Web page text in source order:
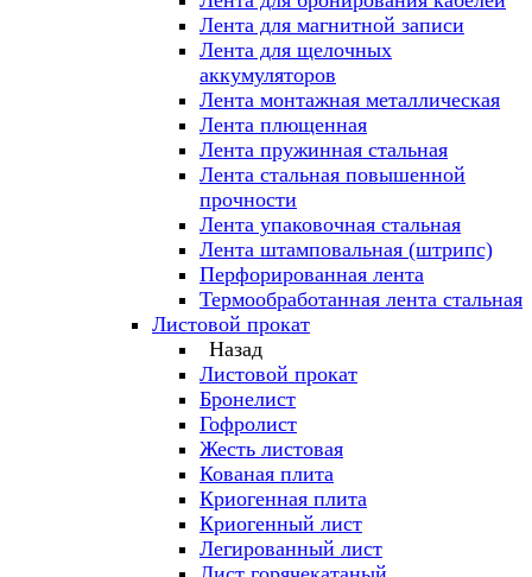
Лента для магнитной записи
Лента для щелочных
аккумуляторов
Лента монтажная металлическая
Лента плющенная
Лента пружинная стальная
Лента стальная повышенной
прочности
Лента упаковочная стальная
Лента штамповальная (штрипс)
Перфорированная лента
Термообработанная лента стальная
Листовой прокат
Назад
Листовой прокат
Бронелист
Гофролист
Жесть листовая
Кованая плита
Криогенная плита
Криогенный лист
Легированный лист